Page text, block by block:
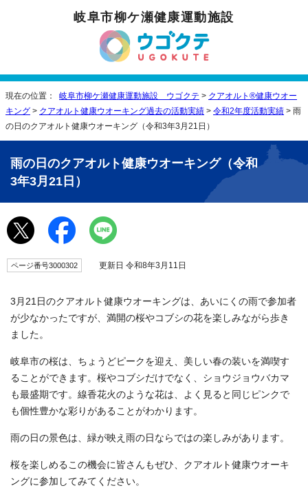
岐阜市柳ケ瀬健康運動施設
現在の位置： 岐阜市柳ケ瀬健康運動施設 ウゴクテ > クアオルト®健康ウオー
キング > クアオルト健康ウオーキング過去の活動実績 > 令和2年度活動実績 > 雨
の日のクアオルト健康ウオーキング（令和3年3月21日）
雨の日のクアオルト健康ウオーキング（令和
3年3月21日）
ページ番号3000302 更新日 令和8年3月11日
3月21日のクアオルト健康ウオーキングは、あいにくの雨で参加者
が少なかったですが、満開の桜やコブシの花を楽しみながら歩き
ました。
岐阜市の桜は、ちょうどピークを迎え、美しい春の装いを満喫す
ることができます。桜やコブシだけでなく、ショウジョウバカマ
も最盛期です。線香花火のような花は、よく見ると同じピンクで
も個性豊かな彩りがあることがわかります。
雨の日の景色は、緑が映え雨の日ならではの楽しみがあります。
桜を楽しめるこの機会に皆さんもぜひ、クアオルト健康ウオーキ
ングに参加してみてください。